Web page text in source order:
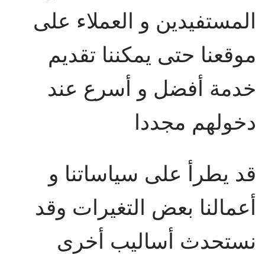
المستفيدين و العملاء على
موقعنا حتى يمكننا تقديم
خدمة أفضل و أسرع عند
دخولهم مجددا
قد يطرأ على سياساتنا و
أعمالنا بعض التغيرات وقد
نستحدث أساليب أخرى